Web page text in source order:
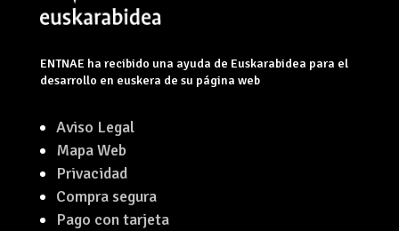
ENTNAE ha recibido una ayuda de Euskarabidea para el
desarrollo en euskera de su página web
Aviso Legal
Mapa Web
Privacidad
Compra segura
Pago con tarjeta